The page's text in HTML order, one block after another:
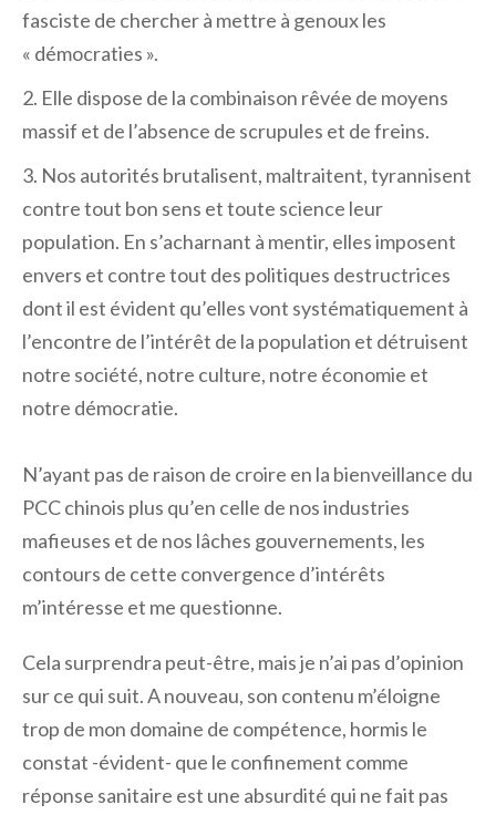
fasciste de chercher à mettre à genoux les
« démocraties ».
Elle dispose de la combinaison rêvée de moyens
massif et de l’absence de scrupules et de freins.
Nos autorités brutalisent, maltraitent, tyrannisent
contre tout bon sens et toute science leur
population. En s’acharnant à mentir, elles imposent
envers et contre tout des politiques destructrices
dont il est évident qu’elles vont systématiquement à
l’encontre de l’intérêt de la population et détruisent
notre société, notre culture, notre économie et
notre démocratie.
N’ayant pas de raison de croire en la bienveillance du
PCC chinois plus qu’en celle de nos industries
mafieuses et de nos lâches gouvernements, les
contours de cette convergence d’intérêts
m’intéresse et me questionne.
Cela surprendra peut-être, mais je n’ai pas d’opinion
sur ce qui suit. A nouveau, son contenu m’éloigne
trop de mon domaine de compétence, hormis le
constat -évident- que le confinement comme
réponse sanitaire est une absurdité qui ne fait pas